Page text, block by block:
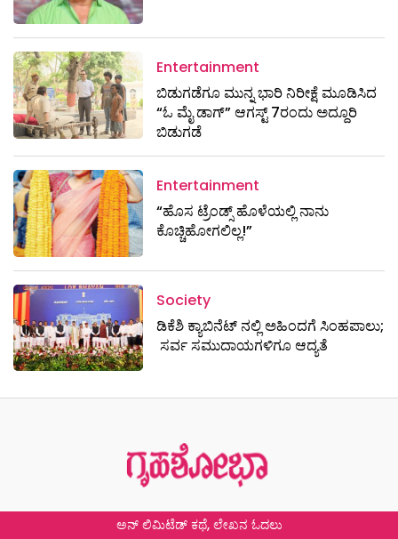
Entertainment
ಬಿಡುಗಡೆಗೂ ಮುನ್ನ ಭಾರಿ ನಿರೀಕ್ಷೆ ಮೂಡಿಸಿದ
“ಓ ಮೈ ಡಾಗ್” ಆಗಸ್ಟ್ 7ರಂದು ಅದ್ದೂರಿ
ಬಿಡುಗಡೆ
Entertainment
“ಹೊಸ ಟ್ರೆಂಡ್ಸ್ ಹೊಳೆಯಲ್ಲಿ ನಾನು
ಕೊಚ್ಚಿಹೋಗಲಿಲ್ಲ!”
Society
ಡಿಕೆಶಿ ಕ್ಯಾಬಿನೆಟ್​​​ ನಲ್ಲಿ ಅಹಿಂದಗೆ ಸಿಂಹಪಾಲು;
ಸರ್ವ ಸಮುದಾಯಗಳಿಗೂ ಆದ್ಯತೆ
ಅನ್ ಲಿಮಿಟೆಡ್ ಕಥೆ, ಲೇಖನ ಓದಲು